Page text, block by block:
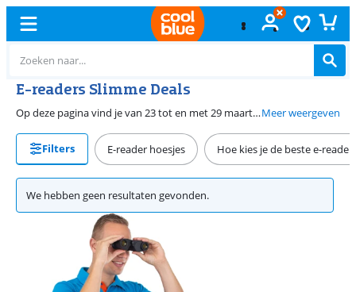
E-readers Slimme Deals
Op deze pagina vind je van 23 tot en met 29 maart 2026 de beste Slimme Deals op e-readers. Je geniet urenlang van je favoriete boeken met een e-reader. Kies voor een waterdichte e-reader en lees ook ontspannen in bad of langs het zwembad. Met een e-reader met fysieke knoppen blader je comfortabel door de bladzijden van je boeken heen. Kies een e-reader met kleurenscherm als je strips leest of boeken met plaatjes.Meer weergeven
Filters E-reader hoesjes Hoe kies je de beste e-
We hebben geen resultaten gevonden.